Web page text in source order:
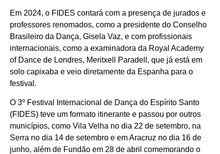
Em 2024, o FIDES contará com a presença de jurados e
professores renomados, como a presidente do Conselho
Brasileiro da Dança, Gisela Vaz, e com profissionais
internacionais, como a examinadora da Royal Academy
of Dance de Londres, Meritxell Paradell, que já está em
solo capixaba e veio diretamente da Espanha para o
festival.
O 3º Festival Internacional de Dança do Espírito Santo
(FIDES) teve um formato itinerante e passou por outros
municípios, como Vila Velha no dia 22 de setembro, na
Serra no dia 14 de setembro e em Aracruz no dia 16 de
junho, além de Fundão em 28 de abril comemorando o